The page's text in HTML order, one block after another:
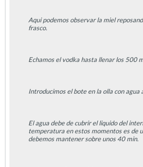
Aqui podemos observar la miel
frasco.
Echamos el vodka hasta llenar los 500
Introducimos el bote en la olla con agua
El agua debe de cubrir el liquido del
temperatura en estos momentos es de
debemos mantener sobre unos 40 min.